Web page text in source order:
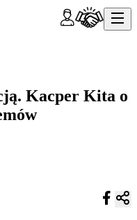
Kacper Kita o